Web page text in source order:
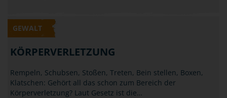
GEWALT
KÖRPERVERLETZUNG
Rempeln, Schubsen, Stoßen, Treten, Bein stellen, Boxen,
Klatschen: Gehört all das schon zum Bereich der
Körperverletzung? Laut Gesetz ist die…